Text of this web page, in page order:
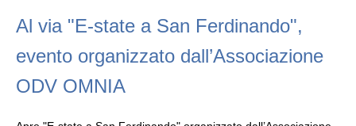
Al via "E-state a San Ferdinando",
evento organizzato dall’Associazione
ODV OMNIA